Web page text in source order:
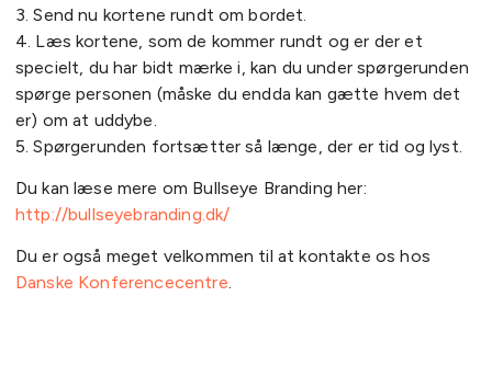
3. Send nu kortene rundt om bordet.
4. Læs kortene, som de kommer rundt og er der et
specielt, du har bidt mærke i, kan du under spørgerunden
spørge personen (måske du endda kan gætte hvem det
er) om at uddybe.
5. Spørgerunden fortsætter så længe, der er tid og lyst.
Du kan læse mere om Bullseye Branding her:
http://bullseyebranding.dk/
Du er også meget velkommen til at kontakte os hos
Danske Konferencecentre.